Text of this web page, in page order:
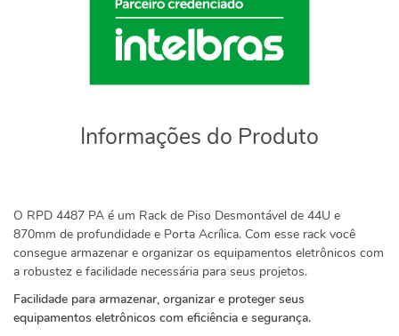
Informações do Produto
O RPD 4487 PA é um Rack de Piso Desmontável de 44U e
870mm de profundidade e Porta Acrílica. Com esse rack você
consegue armazenar e organizar os equipamentos eletrônicos com
a robustez e facilidade necessária para seus projetos.
Facilidade para armazenar, organizar e proteger seus
equipamentos eletrônicos com eficiência e segurança.